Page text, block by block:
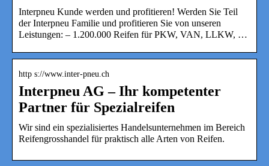
Interpneu Kunde werden und profitieren! Werden Sie Teil
der Interpneu Familie und profitieren Sie von unseren
Leistungen: – 1.200.000 Reifen für PKW, VAN, LLKW, …
http s://www.inter-pneu.ch
Interpneu AG – Ihr kompetenter
Partner für Spezialreifen
Wir sind ein spezialisiertes Handelsunternehmen im Bereich
Reifengrosshandel für praktisch alle Arten von Reifen.